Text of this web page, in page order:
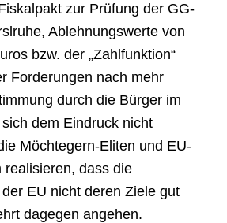
zur Prüfung der GG-
Ablehnungswerte von
bzw. der „Zahlfunktion“
Forderungen nach mehr
durch die Bürger im
dem Eindruck nicht
Möchtegern-Eliten und EU-
realisieren, dass die
EU nicht deren Ziele gut
dagegen angehen.